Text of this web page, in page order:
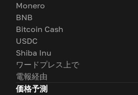
Monero
BNB
Bitcoin Cash
USDC
Shiba Inu
ワードプレス上で
電報経由
価格予測